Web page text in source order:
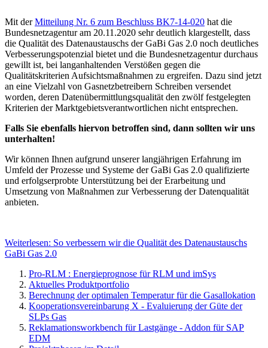
Mit derMitteilung Nr. 6 zum Beschluss BK7-14-020 hat die
Bundesnetzagentur am 20.11.2020 sehr deutlich klargestellt, dass
die Qualität des Datenaustauschs der GaBi Gas 2.0 noch deutliches
Verbesserungspotenzial bietet und die Bundesnetzagentur durchaus
gewillt ist, bei langanhaltenden Verstößen gegen die
Qualitätskriterien Aufsichtsmaßnahmen zu ergreifen. Dazu sind jetzt
an eine Vielzahl von Gasnetzbetreibern Schreiben versendet
worden, deren Datenübermittlungsqualität den zwölf festgelegten
Kriterien der Marktgebietsverantwortlichen nicht entsprechen.
Falls Sie ebenfalls hiervon betroffen sind, dann sollten wir uns
unterhalten!
Wir können Ihnen aufgrund unserer langjährigen Erfahrung im
Umfeld der Prozesse und Systeme der GaBi Gas 2.0 qualifizierte
und erfolgserprobte Unterstützung bei der Erarbeitung und
Umsetzung von Maßnahmen zur Verbesserung der Datenqualität
anbieten.
Weiterlesen: So verbessern wir die Qualität des Datenaustauschs
GaBi Gas 2.0
Pro-RLM : Energieprognose für RLM und imSys
Aktuelles Produktportfolio
Berechnung der optimalen Temperatur für die Gasallokation
Kooperationsvereinbarung X - Evaluierung der Güte der
SLPs Gas
Reklamationsworkbench für Lastgänge - Addon für SAP
EDM